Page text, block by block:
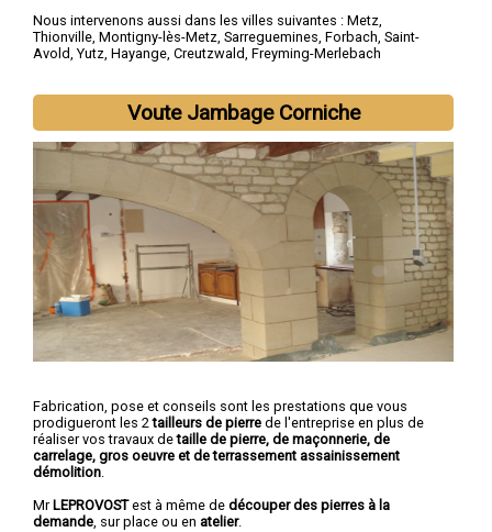
Nous intervenons aussi dans les villes suivantes : Metz,
Thionville, Montigny-lès-Metz, Sarreguemines, Forbach, Saint-
Avold, Yutz, Hayange, Creutzwald, Freyming-Merlebach
Voute Jambage Corniche
Fabrication, pose et conseils sont les prestations que vous
prodigueront les 2tailleurs de pierre de l'entreprise en plus de
réaliser vos travaux detaille de pierre, de maçonnerie, de
carrelage, gros oeuvre et de terrassement assainissement
démolition.
Mr LEPROVOSTest à même de découper des pierres à la
demande, sur place ou en atelier.